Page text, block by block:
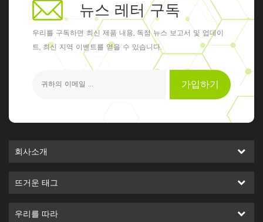
뉴스 레터 구독
우리를 구독하면 최신 제품 내용, 독점 뉴스 보고서 및 업데이
트, 최신 지역 이벤트를 얻을 수 있습니다.
가입하기
회사소개
뜨거운 태그
우리를 따라